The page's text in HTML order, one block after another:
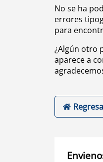
No se ha
errores
para
¿Algún otro
aparece a